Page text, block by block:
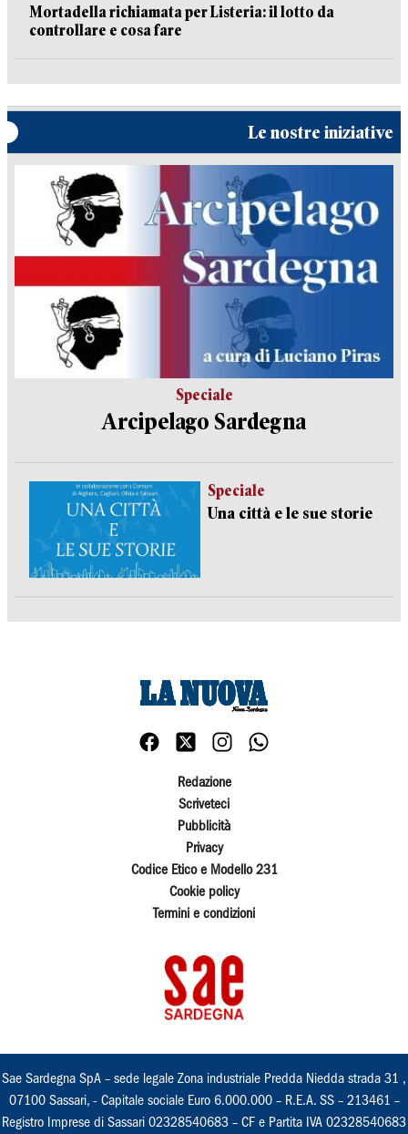
Mortadella richiamata per Listeria: il lotto da
controllare e cosa fare
Le nostre iniziative
Speciale
Arcipelago Sardegna
Speciale
Una città e le sue storie
Redazione
Scriveteci
Pubblicità
Privacy
Codice Etico e Modello 231
Cookie policy
Termini e condizioni
Sae Sardegna SpA – sede legale Zona industriale Predda Niedda strada 31 ,
07100 Sassari, - Capitale sociale Euro 6.000.000 – R.E.A. SS – 213461 –
Registro Imprese di Sassari 02328540683 – CF e Partita IVA 02328540683